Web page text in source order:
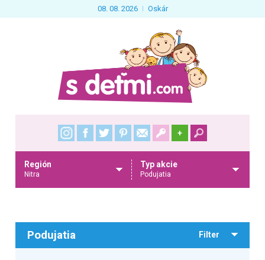
08. 08. 2026 Oskár
+
Región
Nitra
Typ akcie
Podujatia
Podujatia Filter